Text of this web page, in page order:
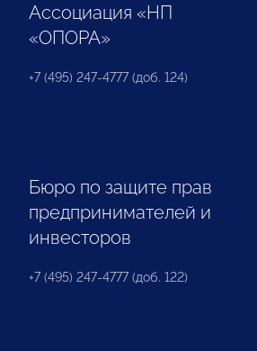
Ассоциация «НП
«ОПОРА»
+7 (495) 247-4777 (доб. 124)
Бюро по защите прав
предпринимателей и
инвесторов
+7 (495) 247-4777 (доб. 122)